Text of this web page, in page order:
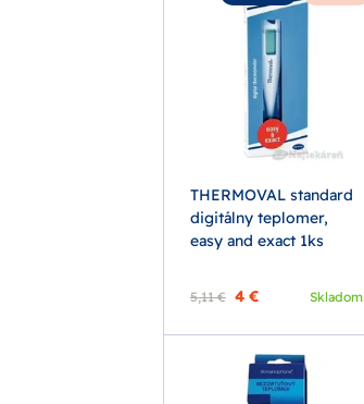
THERMOVAL standard
digitálny teplomer,
easy and exact 1ks
5,11 € 4 € Skladom